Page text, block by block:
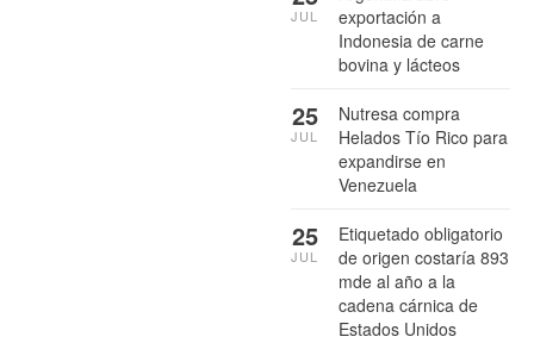
exportación a
Indonesia de carne
bovina y lácteos
JUL
Nutresa compra
Helados Tío Rico para
expandirse en
Venezuela
25
JUL
Etiquetado obligatorio
de origen costaría 893
mde al año a la
cadena cárnica de
Estados Unidos
25
JUL